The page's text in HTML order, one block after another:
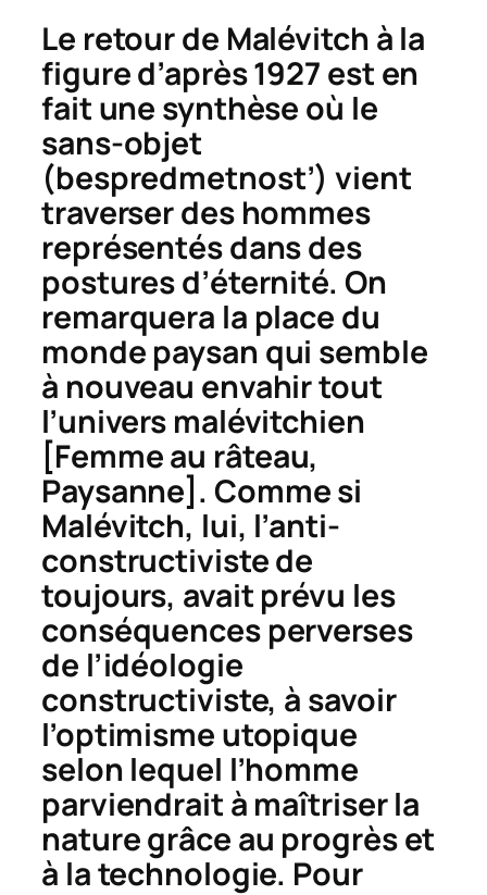
Le retour de Malévitch à la
figure d’après 1927 est en
fait une synthèse où le
sans-objet
(bespredmetnost’) vient
traverser des hommes
représentés dans des
postures d’éternité. On
remarquera la place du
monde paysan qui semble
à nouveau envahir tout
l’univers malévitchien
[Femme au râteau,
Paysanne]. Comme si
Malévitch, lui, l’anti-
constructiviste de
toujours, avait prévu les
conséquences perverses
de l’idéologie
constructiviste, à savoir
l’optimisme utopique
selon lequel l’homme
parviendrait à maîtriser la
nature grâce au progrès et
à la technologie. Pour